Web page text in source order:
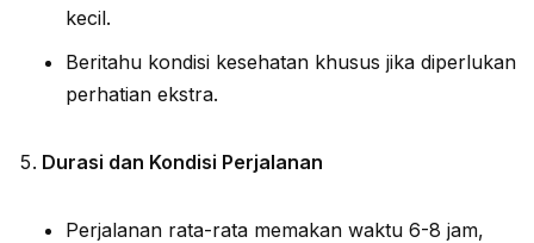
kecil.
Beritahu kondisi kesehatan khusus jika diperlukan
perhatian ekstra.
Durasi dan Kondisi Perjalanan
Perjalanan rata-rata memakan waktu 6-8 jam,